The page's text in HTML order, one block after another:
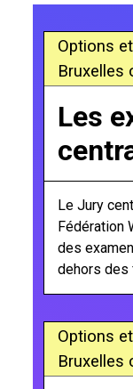
Options
Bruxelles
Les
Le Jury
Fédération
des
dehors des
Options
Bruxelles